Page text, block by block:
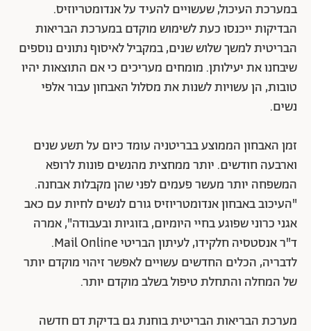
במערכת העיכול, שעשויים להעיד על אנדומטריוזיס.
הבדיקות ייכנסו כעת לשימוש מוקדם במערכת הבריאות
הבריטית למשך שלוש שנים, במקביל לאיסוף נתונים נוספים
שיבחנו את יעילותן. מומחים מעריכים כי אם התוצאות יהיו
טובות, הן עשויות לשנות את מסלול האבחון עבור אלפי
נשים.
זמן האבחון הממוצע בבריטניה עומד כיום על תשע שנים
וארבעה חודשים. יותר ממחצית מהנשים פונות לרופא
המשפחה יותר מעשר פעמים לפני שהן מקבלות אבחנה.
"העיכוב באבחון אנדומטריוזיס גורם לנשים לחיות עם כאב
אגני כרוני שפוגע בחיי היומיום, בזוגיות ובעבודה", אמרה
ד"ר אנסטסיה חלקידו, לעיתון הבריטי Mail Online.
לדבריה, הכלים החדשים עשויים לאפשר זיהוי מוקדם יותר
של המחלה והתחלת טיפול בשלב מוקדם יותר.
מערכת הבריאות הבריטית בוחנת גם בדיקת דם חדשה